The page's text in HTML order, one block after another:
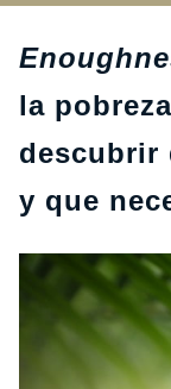
la
descubrir
y que